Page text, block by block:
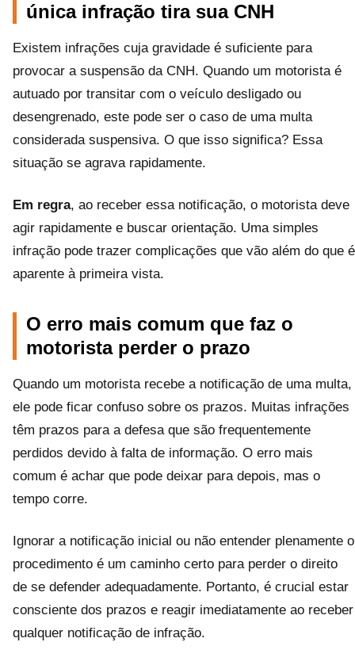
única infração tira sua CNH
Existem infrações cuja gravidade é suficiente para
provocar a suspensão da CNH. Quando um motorista é
autuado por transitar com o veículo desligado ou
desengrenado, este pode ser o caso de uma multa
considerada suspensiva. O que isso significa? Essa
situação se agrava rapidamente.
Em regra, ao receber essa notificação, o motorista deve
agir rapidamente e buscar orientação. Uma simples
infração pode trazer complicações que vão além do que é
aparente à primeira vista.
O erro mais comum que faz o
motorista perder o prazo
Quando um motorista recebe a notificação de uma multa,
ele pode ficar confuso sobre os prazos. Muitas infrações
têm prazos para a defesa que são frequentemente
perdidos devido à falta de informação. O erro mais
comum é achar que pode deixar para depois, mas o
tempo corre.
Ignorar a notificação inicial ou não entender plenamente o
procedimento é um caminho certo para perder o direito
de se defender adequadamente. Portanto, é crucial estar
consciente dos prazos e reagir imediatamente ao receber
qualquer notificação de infração.